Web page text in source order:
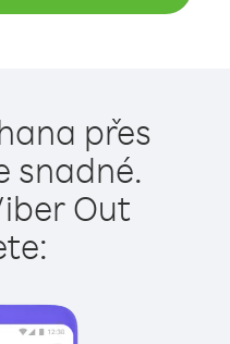
přes
snadné.
Out